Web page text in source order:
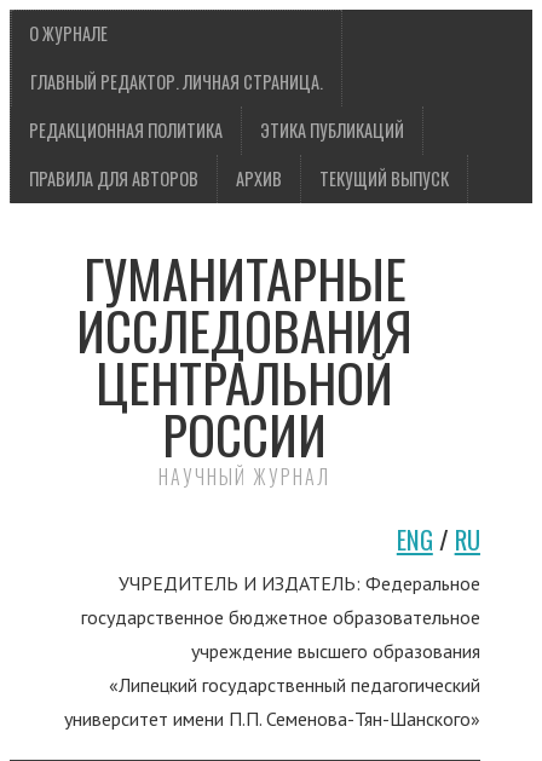
О ЖУРНАЛЕ
ГЛАВНЫЙ РЕДАКТОР. ЛИЧНАЯ СТРАНИЦА.
РЕДАКЦИОННАЯ ПОЛИТИКА
ЭТИКА ПУБЛИКАЦИЙ
ПРАВИЛА ДЛЯ АВТОРОВ
АРХИВ ТЕКУЩИЙ ВЫПУСК
ГУМАНИТАРНЫЕ
ИССЛЕДОВАНИЯ
ЦЕНТРАЛЬНОЙ
РОССИИ
НАУЧНЫЙ ЖУРНАЛ
ENG / RU
УЧРЕДИТЕЛЬ И ИЗДАТЕЛЬ: Федеральное
государственное бюджетное образовательное
учреждение высшего образования
«Липецкий государственный педагогический
университет имени П.П. Семенова-Тян-Шанского»